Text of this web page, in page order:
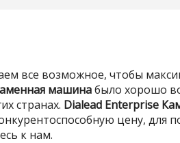
все возможное, чтобы
машинабыло хорошо
странах. Dialead Enterprise
цену, для
к нам.